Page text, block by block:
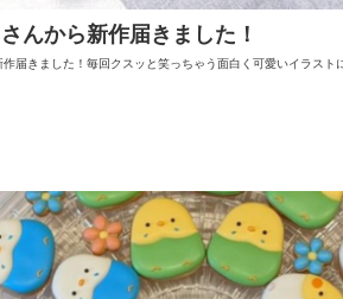
んから新作届きました！
届きました！毎回クスッと笑っちゃう面白く可愛いイラスト